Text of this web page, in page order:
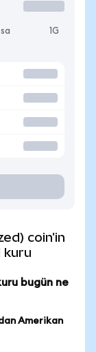
1G
coin'in
kuru
bugün ne
Amerikan